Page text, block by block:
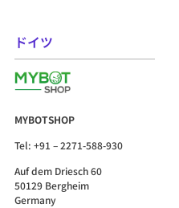
ドイツ
MYBOTSHOP
Tel: +91 – 2271-588-930
Auf dem Driesch 60
50129 Bergheim
Germany